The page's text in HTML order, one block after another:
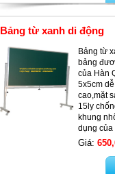
Bảng từ xanh di động
Bảng từ
bảng
của Hàn
5x5cm
cao,mặt
15ly
khung
dụng
Giá: